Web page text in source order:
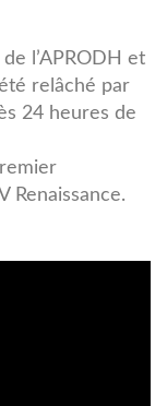
l’APRODH et
relâché par
24 heures de
Renaissance.